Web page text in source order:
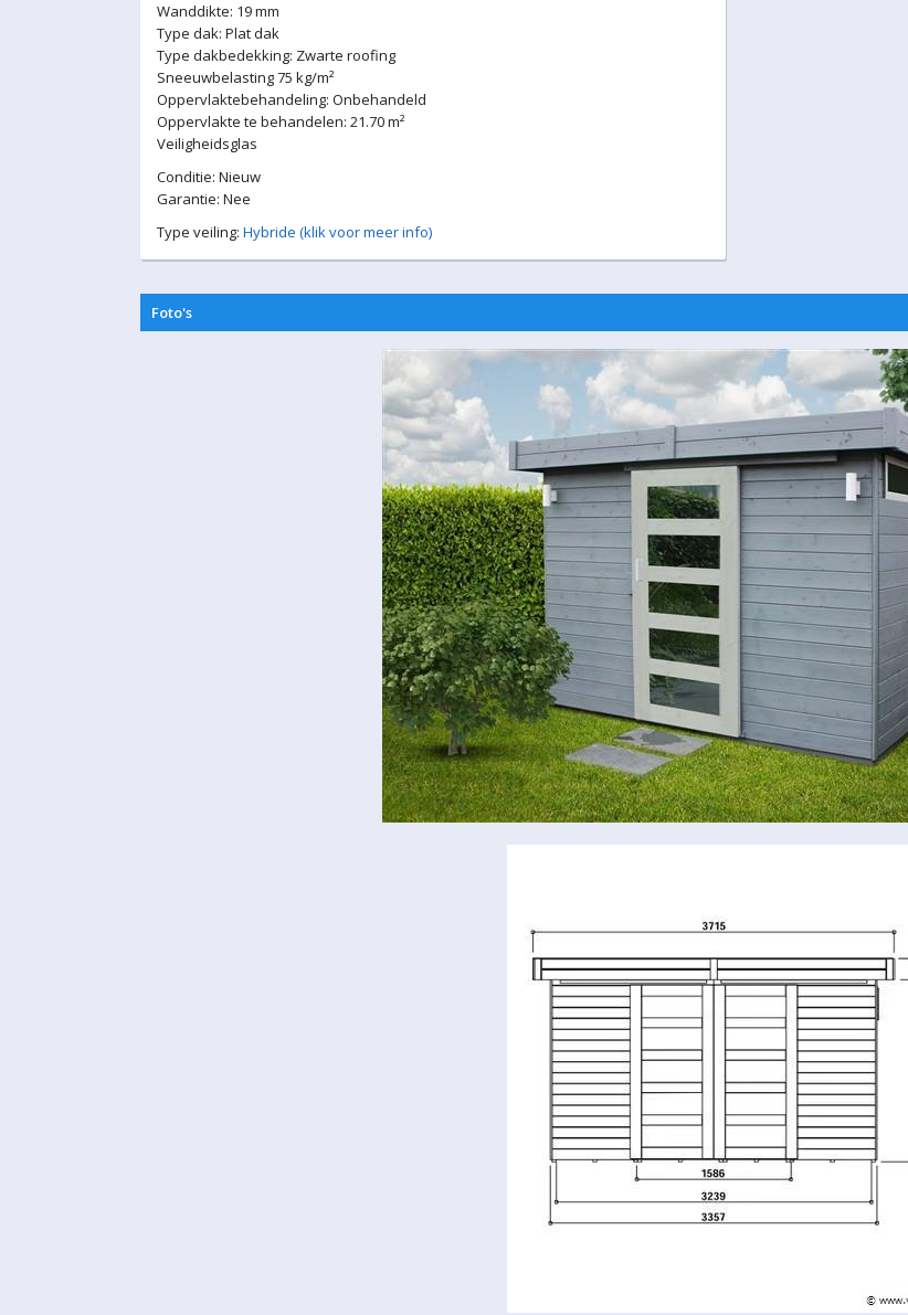
Wanddikte: 19 mm
Type dak: Plat dak
Type dakbedekking: Zwarte roofing
Sneeuwbelasting 75 kg/m²
Oppervlaktebehandeling: Onbehandeld
Oppervlakte te behandelen: 21.70 m²
Veiligheidsglas
Conditie: Nieuw
Garantie: Nee
Type veiling: Hybride (klik voor meer info)
Foto's